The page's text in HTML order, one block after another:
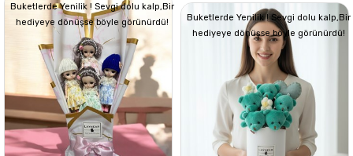
Buketlerde Yenilik ! Sevgi dolu kalp,Bir
hediyeye dönüşse böyle görünürdü!
Buketlerde Yenilik ! Sevgi dolu kalp,Bir
hediyeye dönüşse böyle görünürdü!